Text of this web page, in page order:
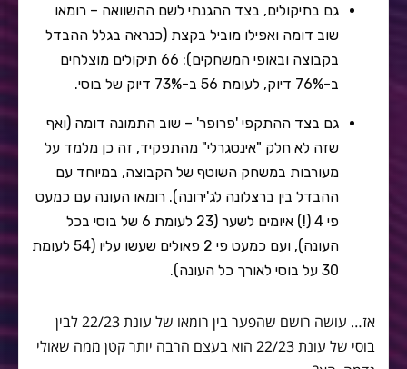
גם בתיקולים, בצד ההגנתי לשם ההשוואה – רומאו
שוב דומה ואפילו מוביל בקצת (כנראה בגלל ההבדל
בקבוצה ובאופי המשחקים): 66 תיקולים מוצלחים
ב-76% דיוק, לעומת 56 ב-73% דיוק של בוסי.
גם בצד ההתקפי 'פרופר' – שוב התמונה דומה (ואף
שזה לא חלק "אינטגרלי" מהתפקיד, זה כן מלמד על
מעורבות במשחק השוטף של הקבוצה, במיוחד עם
ההבדל בין ברצלונה לג'ירונה). רומאו העונה עם כמעט
פי 4 (!) איומים לשער (23 לעומת 6 של בוסי בכל
העונה), ועם כמעט פי 2 פאולים שעשו עליו (54 לעומת
30 על בוסי לאורך כל העונה).
אז… עושה רושם שהפער בין רומאו של עונת 22/23 לבין
בוסי של עונת 22/23 הוא בעצם הרבה יותר קטן ממה שאולי